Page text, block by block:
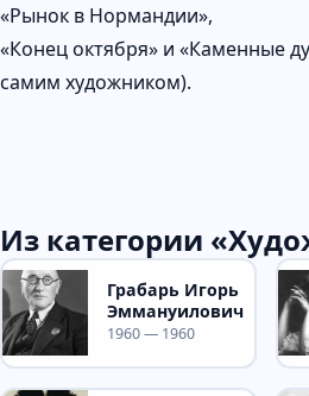
«Рынок в Нормандии»,
«Конец октября» и «Каменные
самим художником).
Из категории
Грабарь Игорь
Эммануилович
1960 — 1960